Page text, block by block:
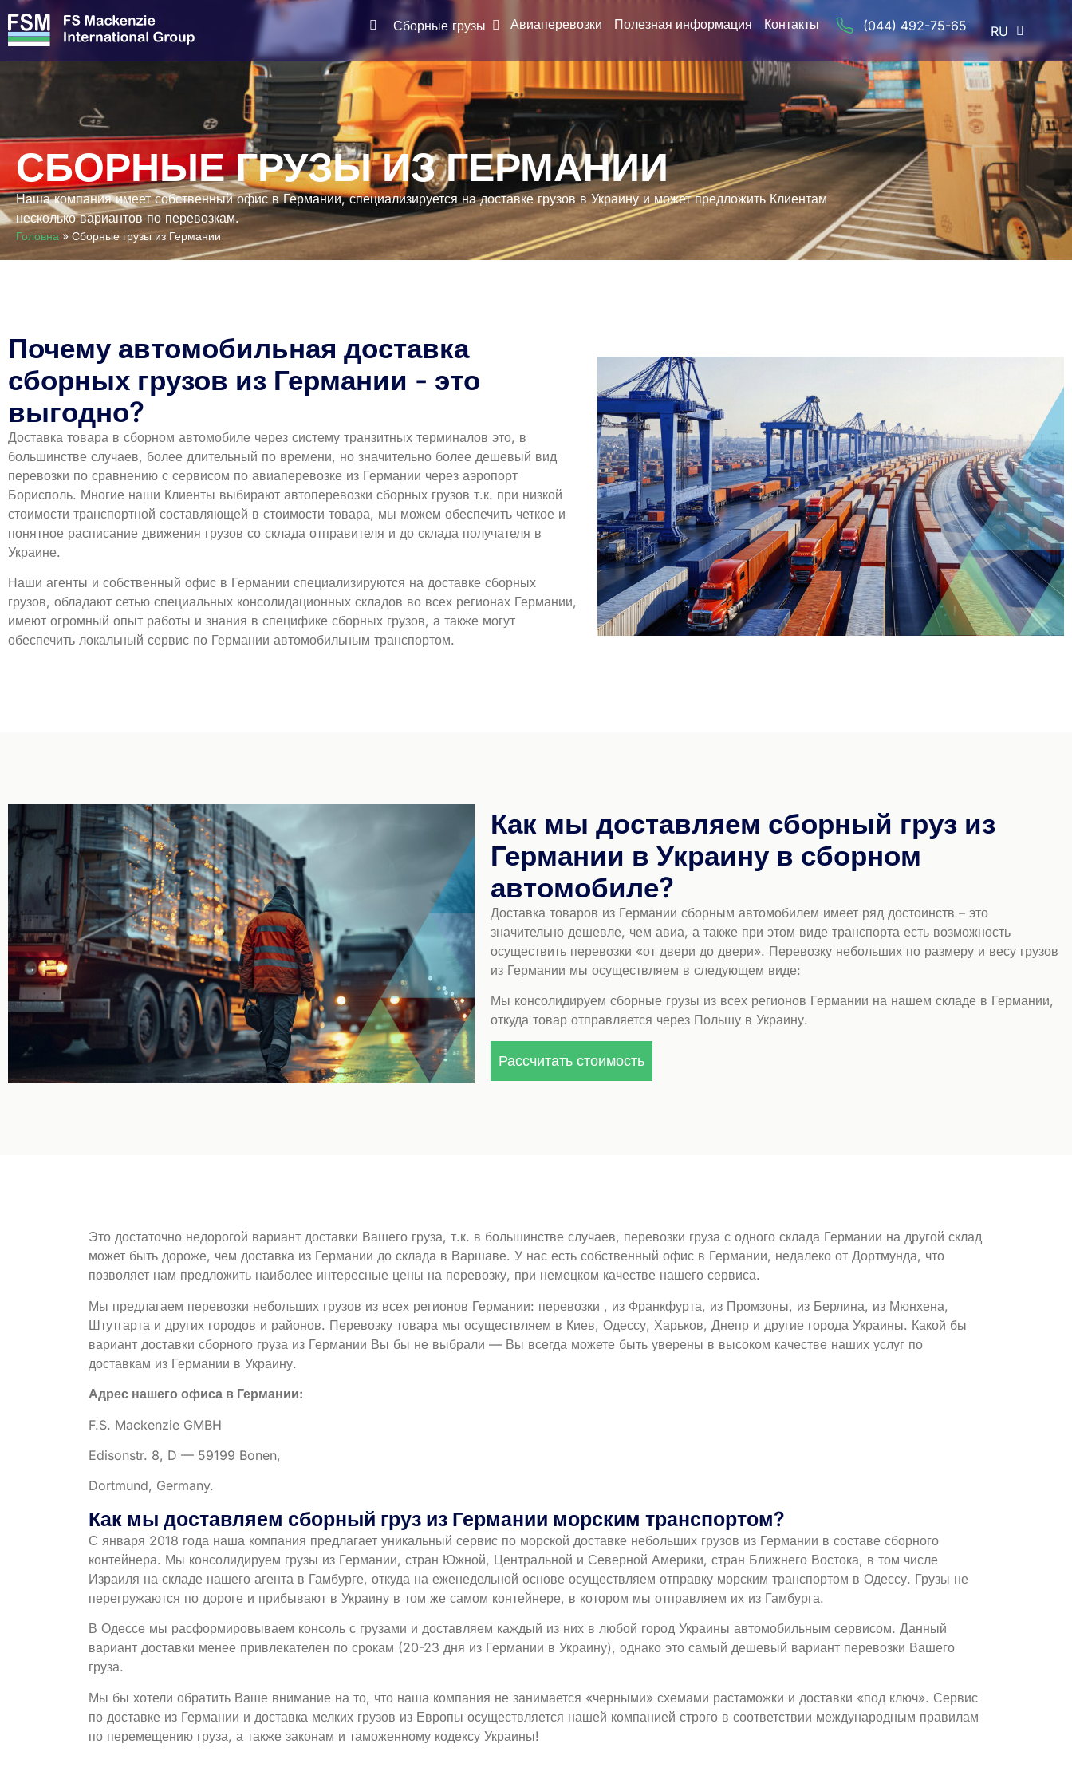
Сборные грузы Авиаперевозки Полезная информация Контакты (044) 492-75-65 RU
UA
СБОРНЫЕ ГРУЗЫ ИЗ ГЕРМАНИИ
Наша компания имеет собственный офис в Германии, специализируется на доставке грузов в Украину и может предложить Клиентам
несколько вариантов по перевозкам.
Головна » Сборные грузы из Германии
Почему автомобильная доставка
сборных грузов из Германии - это
выгодно?
Доставка товара в сборном автомобиле через систему транзитных терминалов это, в
большинстве случаев, более длительный по времени, но значительно более дешевый вид
перевозки по сравнению с сервисом по авиаперевозке из Германии через аэропорт
Борисполь. Многие наши Клиенты выбирают автоперевозки сборных грузов т.к. при низкой
стоимости транспортной составляющей в стоимости товара, мы можем обеспечить четкое и
понятное расписание движения грузов со склада отправителя и до склада получателя в
Украине.
Наши агенты и собственный офис в Германии специализируются на доставке сборных
грузов, обладают сетью специальных консолидационных складов во всех регионах Германии,
имеют огромный опыт работы и знания в специфике сборных грузов, а также могут
обеспечить локальный сервис по Германии автомобильным транспортом.
Как мы доставляем сборный груз из
Германии в Украину в сборном
автомобиле?
Доставка товаров из Германии сборным автомобилем имеет ряд достоинств – это
значительно дешевле, чем авиа, а также при этом виде транспорта есть возможность
осуществить перевозки «от двери до двери». Перевозку небольших по размеру и весу грузов
из Германии мы осуществляем в следующем виде:
Мы консолидируем сборные грузы из всех регионов Германии на нашем складе в Германии,
откуда товар отправляется через Польшу в Украину.
Рассчитать стоимость
Это достаточно недорогой вариант доставки Вашего груза, т.к. в большинстве случаев, перевозки груза с одного склада Германии на другой склад
может быть дороже, чем доставка из Германии до склада в Варшаве. У нас есть собственный офис в Германии, недалеко от Дортмунда, что
позволяет нам предложить наиболее интересные цены на перевозку, при немецком качестве нашего сервиса.
Мы предлагаем перевозки небольших грузов из всех регионов Германии: перевозки , из Франкфурта, из Промзоны, из Берлина, из Мюнхена,
Штутгарта и других городов и районов. Перевозку товара мы осуществляем в Киев, Одессу, Харьков, Днепр и другие города Украины. Какой бы
вариант доставки сборного груза из Германии Вы бы не выбрали — Вы всегда можете быть уверены в высоком качестве наших услуг по
доставкам из Германии в Украину.
Адрес нашего офиса в Германии:
F.S. Mackenzie GMBH
Edisonstr. 8, D — 59199 Bonen,
Dortmund, Germany.
Как мы доставляем сборный груз из Германии морским транспортом?
С января 2018 года наша компания предлагает уникальный сервис по морской доставке небольших грузов из Германии в составе сборного
контейнера. Мы консолидируем грузы из Германии, стран Южной, Центральной и Северной Америки, стран Ближнего Востока, в том числе
Израиля на складе нашего агента в Гамбурге, откуда на еженедельной основе осуществляем отправку морским транспортом в Одессу. Грузы не
перегружаются по дороге и прибывают в Украину в том же самом контейнере, в котором мы отправляем их из Гамбурга.
В Одессе мы расформировываем консоль с грузами и доставляем каждый из них в любой город Украины автомобильным сервисом. Данный
вариант доставки менее привлекателен по срокам (20-23 дня из Германии в Украину), однако это самый дешевый вариант перевозки Вашего
груза.
Мы бы хотели обратить Ваше внимание на то, что наша компания не занимается «черными» схемами растаможки и доставки «под ключ». Сервис
по доставке из Германии и доставка мелких грузов из Европы осуществляется нашей компанией строго в соответствии международным правилам
по перемещению груза, а также законам и таможенному кодексу Украины!